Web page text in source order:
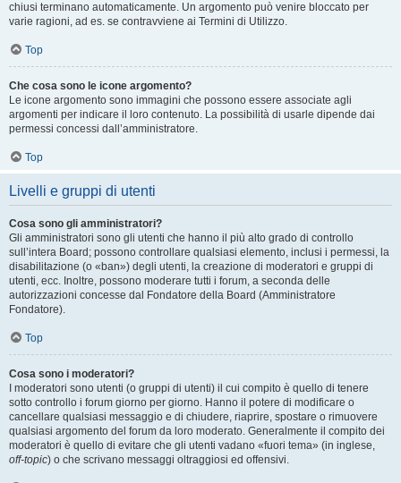
chiusi terminano automaticamente. Un argomento può venire bloccato per
varie ragioni, ad es. se contravviene ai Termini di Utilizzo.
Top
Che cosa sono le icone argomento?
Le icone argomento sono immagini che possono essere associate agli
argomenti per indicare il loro contenuto. La possibilità di usarle dipende dai
permessi concessi dall’amministratore.
Top
Livelli e gruppi di utenti
Cosa sono gli amministratori?
Gli amministratori sono gli utenti che hanno il più alto grado di controllo
sull’intera Board; possono controllare qualsiasi elemento, inclusi i permessi, la
disabilitazione (o «ban») degli utenti, la creazione di moderatori e gruppi di
utenti, ecc. Inoltre, possono moderare tutti i forum, a seconda delle
autorizzazioni concesse dal Fondatore della Board (Amministratore
Fondatore).
Top
Cosa sono i moderatori?
I moderatori sono utenti (o gruppi di utenti) il cui compito è quello di tenere
sotto controllo i forum giorno per giorno. Hanno il potere di modificare o
cancellare qualsiasi messaggio e di chiudere, riaprire, spostare o rimuovere
qualsiasi argomento del forum da loro moderato. Generalmente il compito dei
moderatori è quello di evitare che gli utenti vadano «fuori tema» (in inglese,
off-topic) o che scrivano messaggi oltraggiosi ed offensivi.